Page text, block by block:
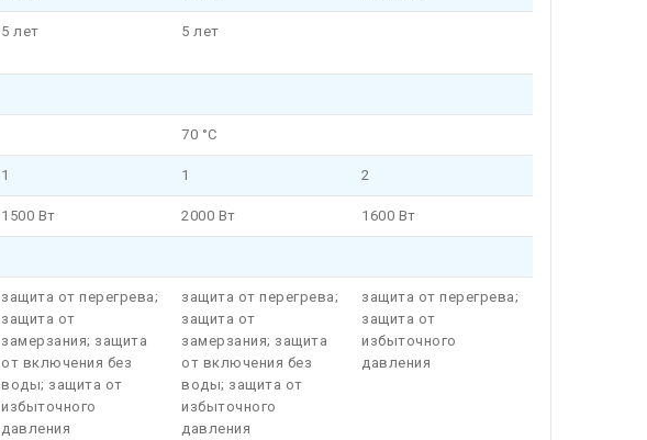
5 лет 5 лет
70 °C
1 1 2
1500 Вт 2000 Вт 1600 Вт
защита от перегрева;
защита от
замерзания; защита
от включения без
воды; защита от
избыточного
давления
защита от перегрева;
защита от
замерзания; защита
от включения без
воды; защита от
избыточного
давления
защита от перегрева;
защита от
избыточного
давления